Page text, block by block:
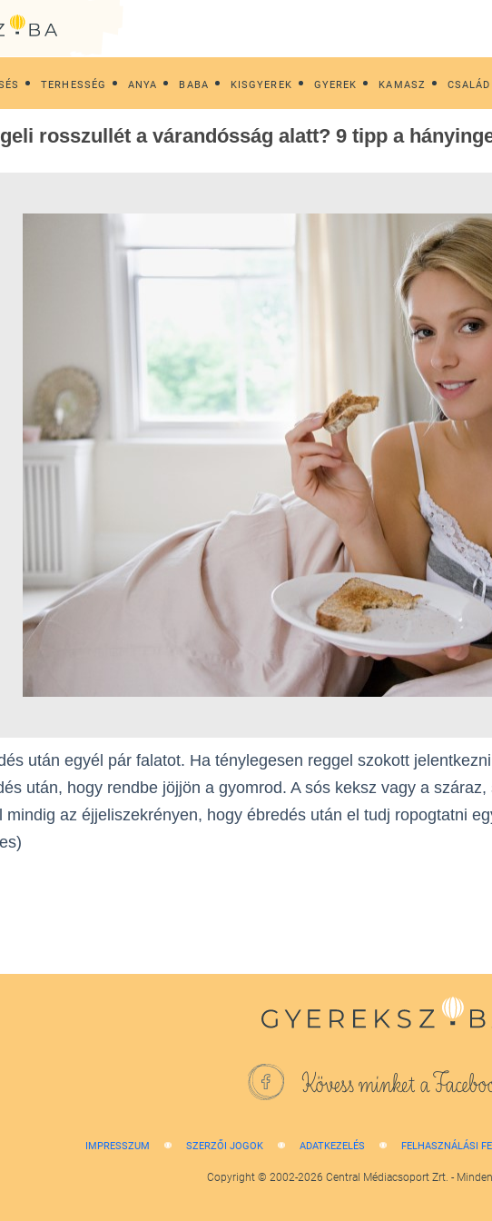
TERHESSÉG ANYA BABA KISGYEREK GYEREK KAMASZ CSALÁD
rosszullét a várandósság alatt? 9 tipp a
után egyél pár falatot. Ha ténylegesen reggel szokott
után, hogy rendbe jöjjön a gyomrod. A sós keksz vagy a
mindig az éjjeliszekrényen, hogy ébredés után el tudj ropogtatni
Kövess minket a
IMPRESSZUM SZERZŐI JOGOK ADATKEZELÉS FELHASZNÁLÁSI
Copyright © 2002-2026 Central Médiacsoport Zrt. -